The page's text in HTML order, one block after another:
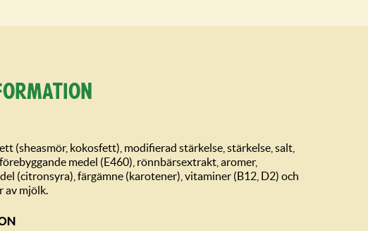
(sheasmör, kokosfett), modifierad stärkelse, stärkelse, salt,
medel (E460), rönnbärsextrakt, aromer,
(citronsyra), färgämne (karotener), vitaminer (B12, D2) och
av mjölk.